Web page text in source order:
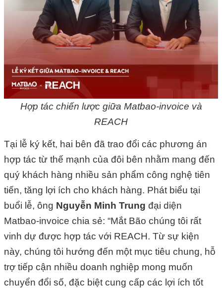
Hợp tác chiến lược giữa Matbao-invoice và
REACH
Tại lễ ký kết, hai bên đã trao đổi các phương án
hợp tác từ thế mạnh của đôi bên nhằm mang đến
quý khách hàng nhiều sản phẩm công nghệ tiên
tiến, tăng lợi ích cho khách hàng. Phát biểu tại
buổi lễ, ông Nguyễn Minh Trung đại diện
Matbao-invoice chia sẻ: “Mắt Bão chúng tôi rất
vinh dự được hợp tác với REACH. Từ sự kiện
này, chúng tôi hướng đến một mục tiêu chung, hỗ
trợ tiếp cận nhiều doanh nghiệp mong muốn
chuyển đổi số, đặc biệt cung cấp các lợi ích tốt